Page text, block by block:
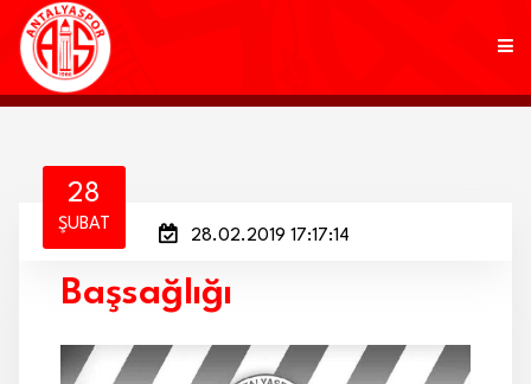
KULÜP
FUTBOL
AKADEMİ
MARKALAR
28
ŞUBAT
28.02.2019 17:17:14
Başsağlığı